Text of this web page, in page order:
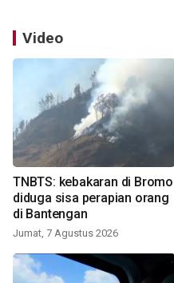
Video
TNBTS: kebakaran di Bromo
diduga sisa perapian orang
di Bantengan
Jumat, 7 Agustus 2026